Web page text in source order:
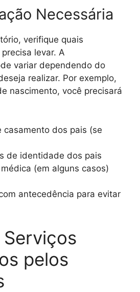
Necessária
verifique quais
levar. A
variar dependendo do
realizar. Por exemplo,
nascimento, você precisará
casamento dos pais (se
de identidade dos pais
(em alguns casos)
antecedência para evitar
pelos